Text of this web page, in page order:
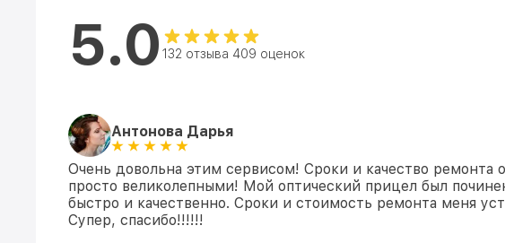
5.0 132 отзыва 409 оценок
Антонова Дарья
Очень довольна этим сервисом! Сроки и качество ремонта
просто великолепными! Мой оптический прицел был
быстро и качественно. Сроки и стоимость ремонта меня
Супер, спасибо!!!!!!